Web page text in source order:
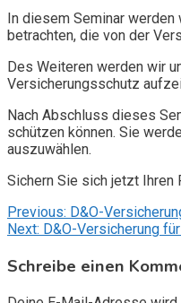
In diesem Seminar
betrachten, die von der
Des Weiteren werden wir
Versicherungsschutz
Nach Abschluss dieses
schützen können. Sie
auszuwählen.
Sichern Sie sich jetzt Ihren
Previous: D&O-
Next: D&O-Versicherung
Schreibe einen